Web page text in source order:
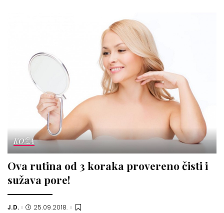
KOŽA
Ova rutina od 3 koraka provereno čisti i
sužava pore!
Posted
J.D. 25.09.2018.